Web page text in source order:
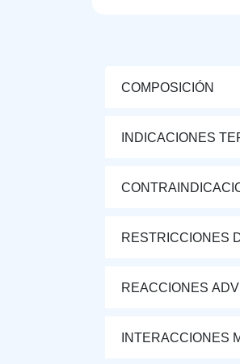
COMPOSICIÓN
INDICACIONES
RESTRICCIONES
REACCIONES
INTERACCIONES